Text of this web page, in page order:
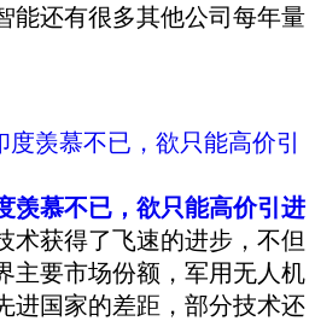
能还有很多其他公司每年量
羡慕不已，欲只能高价引进
术获得了飞速的进步，不但
主要市场份额，军用无人机
进国家的差距，部分技术还